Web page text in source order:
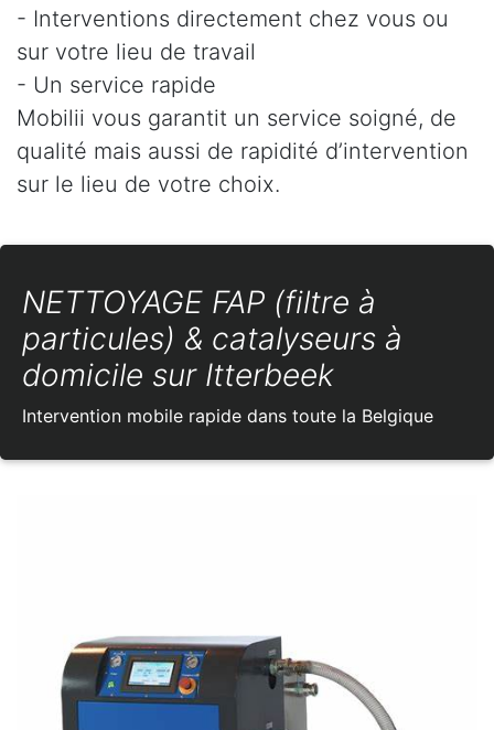
- Interventions directement chez vous ou
sur votre lieu de travail
- Un service rapide
Mobilii vous garantit un service soigné, de
qualité mais aussi de rapidité d’intervention
sur le lieu de votre choix.
NETTOYAGE FAP (filtre à
particules) & catalyseurs à
domicile sur Itterbeek
Intervention mobile rapide dans toute la Belgique